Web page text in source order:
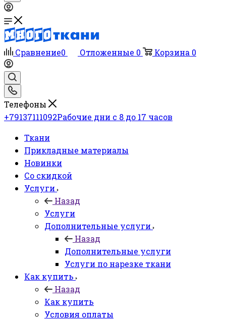
Сравнение0 Отложенные 0 Корзина 0
Телефоны
+79137111092Рабочие дни с 8 до 17 часов
Ткани
Прикладные материалы
Новинки
Со скидкой
Услуги
Назад
Услуги
Дополнительные услуги
Назад
Дополнительные услуги
Услуги по нарезке ткани
Как купить
Назад
Как купить
Условия оплаты